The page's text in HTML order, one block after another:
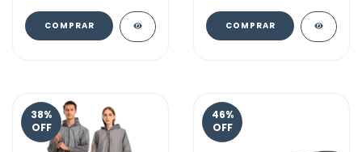
COMPRAR COMPRAR
38%
OFF
46%
OFF